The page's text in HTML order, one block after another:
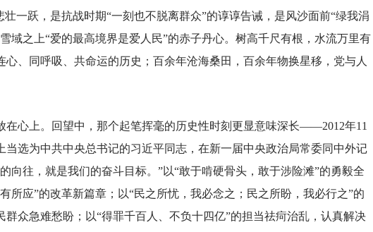
壮一跃，是抗战时期“一刻也不脱离群众”的谆谆告诫，是风沙面前“绿我涓
域之上“爱的最高境界是爱人民”的赤子丹心。树高千尺有根，水流万里有
、同呼吸、共命运的历史；百余年沧海桑田，百余年物换星移，党与人
心上。回望中，那个起笔挥毫的历史性时刻更显意味深长——2012年11
当选为中共中央总书记的习近平同志，在新一届中央政治局常委同中外记
向往，就是我们的奋斗目标。”以“敢于啃硬骨头，敢于涉险滩”的勇毅全
所应”的改革新篇章；以“民之所忧，我必念之；民之所盼，我必行之”的
众急难愁盼；以“得罪千百人、不负十四亿”的担当祛疴治乱，认真解决